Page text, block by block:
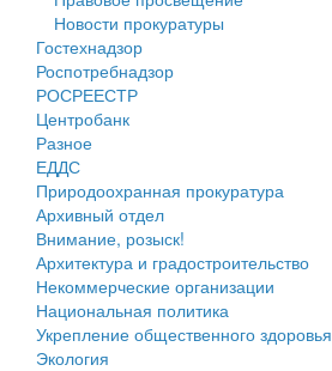
Проекты планировки территории
Собрание депутатов
Городское поселение
Сельские поселения
Новости прокуратуры
Гостехнадзор
Роспотребнадзор
РОСРЕЕСТР
Центробанк
Разное
ЕДДС
Природоохранная прокуратура
Архивный отдел
Внимание, розыск!
Архитектура и градостроительство
Некоммерческие организации
Национальная политика
Укрепление общественного здоровья
Экология